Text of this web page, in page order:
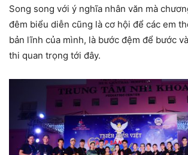
Song song với ý nghĩa nhân văn mà
đêm biểu diễn cũng là cơ hội để các em
bản lĩnh của mình, là bước đệm để bước
thi quan trọng tới đây.